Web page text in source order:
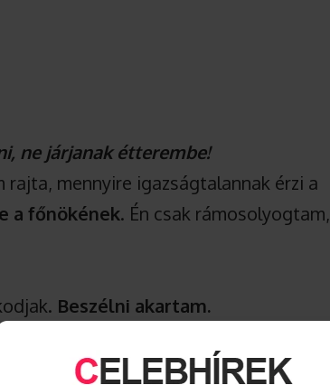
ne járjanak étterembe!
mennyire igazságtalannak érzi a
a főnökének. Én csak rámosolyogtam,
Beszélni akartam.
hogy a kiszolgálás nem tűnt
már túl sok terhet cipel. Azt is